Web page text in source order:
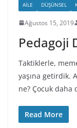
AILE DÜŞÜNSEL
Ağustos 15, 2019
Pedagoji
Taktiklerle,
yaşına getirdik.
ne? Çocuk
Read More